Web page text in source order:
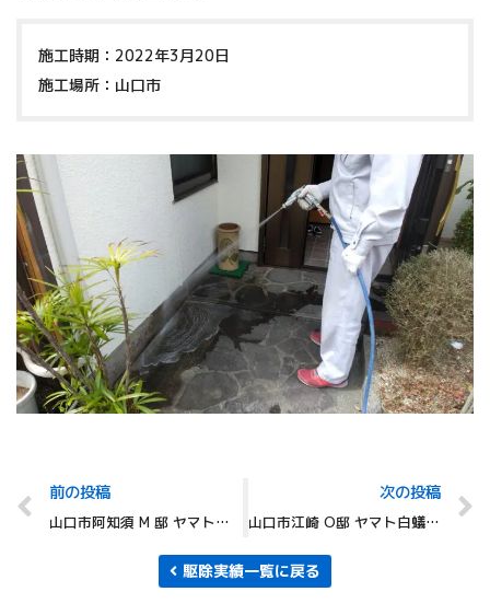
施工時期：2022年3月20日
施工場所：山口市
前の投稿
山口市阿知須 M 邸 ヤマト白蟻 駆除
次の投稿
山口市江崎 O邸 ヤマト白蟻駆除
駆除実績一覧に戻る